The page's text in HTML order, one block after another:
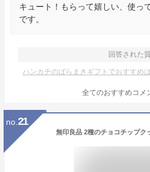
キュート！もらって嬉しい、使っ
です。
回答された
ハンカチのばらまきギフトでおすすめ
全てのおすすめコメ
no. 21
無印良品 2種のチョコチップク